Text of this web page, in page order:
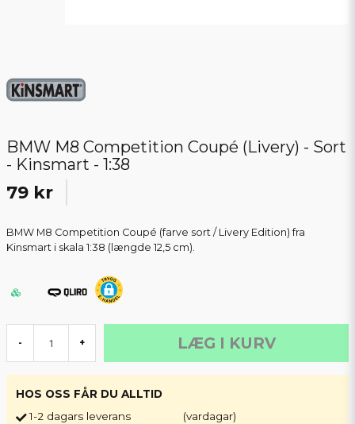
BMW M8 Competition Coupé (Livery) - Sort
- Kinsmart - 1:38
79 kr
BMW M8 Competition Coupé (farve sort / Livery Edition) fra
Kinsmart i skala 1:38 (længde 12,5 cm).
- + LÆG I KURV
HOS OSS FÅR DU ALLTID
1-2 dagars leverans
(vardagar)